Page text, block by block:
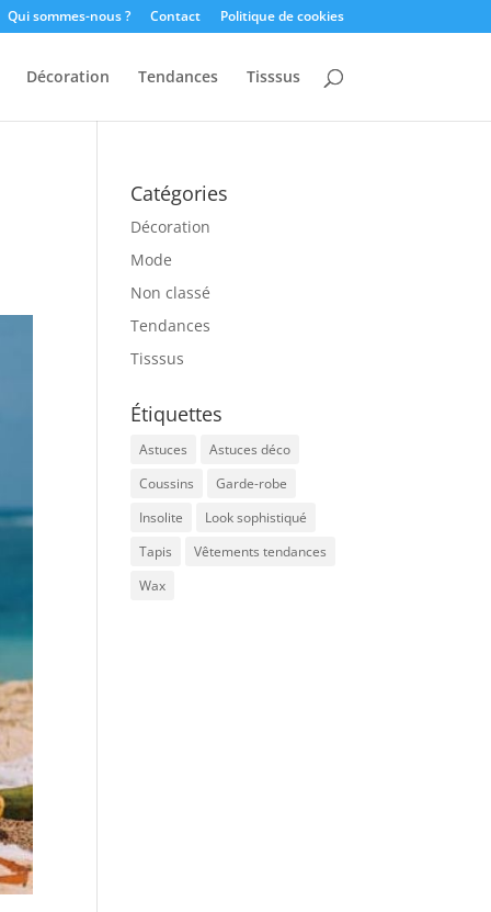
Qui sommes-nous ? Contact Politique de cookies
Décoration Tendances Tisssus
Catégories
Décoration
Mode
Non classé
Tendances
Tisssus
Étiquettes
Astuces
Astuces déco
Coussins
Garde-robe
Insolite
Look sophistiqué
Tapis
Vêtements tendances
Wax